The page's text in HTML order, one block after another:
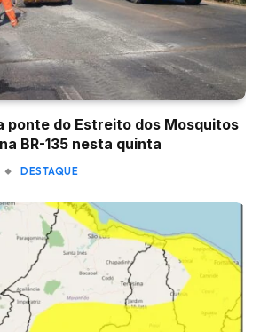
ponte do Estreito dos Mosquitos
BR-135 nesta quinta
DESTAQUE